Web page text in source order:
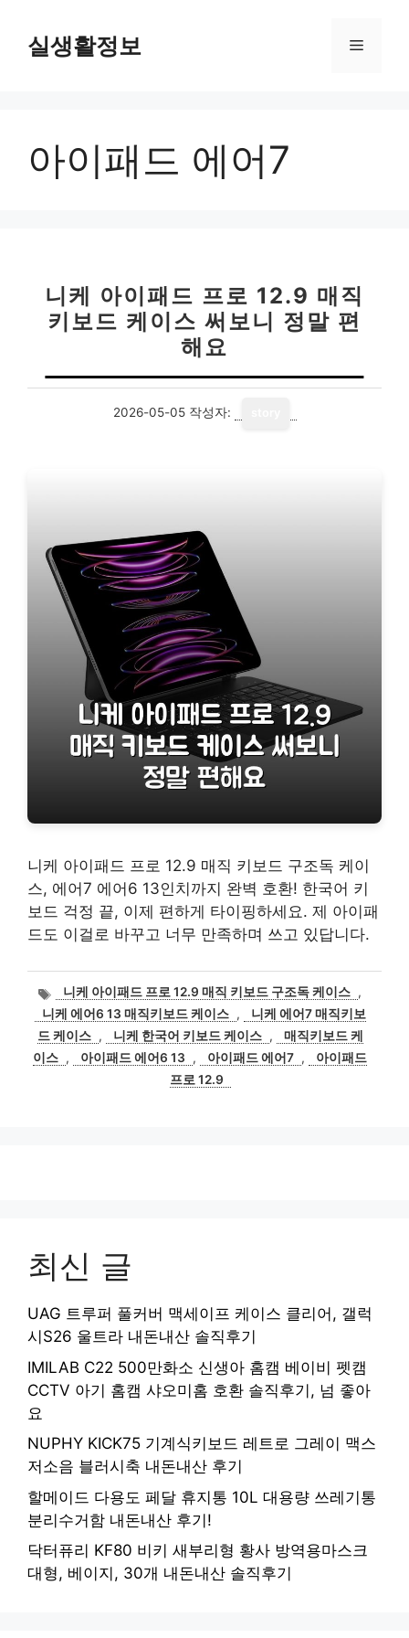
실생활정보 메
아이패드 에어7
니케 아이패드 프로 12.9 매직
키보드 케이스 써보니 정말 편
해요
2026-05-05 작성자:
니케 아이패드 프로 12.9 매직 키보드 구조독 케이
스, 에어7 에어6 13인치까지 완벽 호환! 한국어 키
보드 걱정 끝, 이제 편하게 타이핑하세요. 제 아이패
드도 이걸로 바꾸고 너무 만족하며 쓰고 있답니다.
태
그
니케 아이패드 프로 12.9 매직 키보드 구조독 케이스 ,
니케 에어6 13 매직키보드 케이스 ,
니케 에어7 매직키보
드 케이스 , 니케 한국어 키보드 케이스 ,
매직키보드 케
이스 , 아이패드 에어6 13 , 아이패드 에어7 ,
아이패드
프로 12.9
최신 글
UAG 트루퍼 풀커버 맥세이프 케이스 클리어, 갤럭
시S26 울트라 내돈내산 솔직후기
IMILAB C22 500만화소 신생아 홈캠 베이비 펫캠
CCTV 아기 홈캠 샤오미홈 호환 솔직후기, 넘 좋아
요
NUPHY KICK75 기계식키보드 레트로 그레이 맥스
저소음 블러시축 내돈내산 후기
할메이드 다용도 페달 휴지통 10L 대용량 쓰레기통
분리수거함 내돈내산 후기!
닥터퓨리 KF80 비키 새부리형 황사 방역용마스크
대형, 베이지, 30개 내돈내산 솔직후기